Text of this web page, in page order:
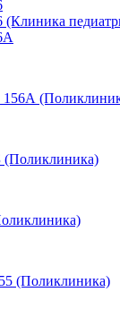
(Клиника
156А
(Поликлиника)
(Поликлиника)